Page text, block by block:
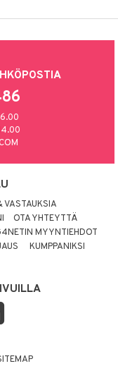
VASTAUKSIA
OTA YHTEYTTÄ
MYYNTIEHDOT
KUMPPANIKSI